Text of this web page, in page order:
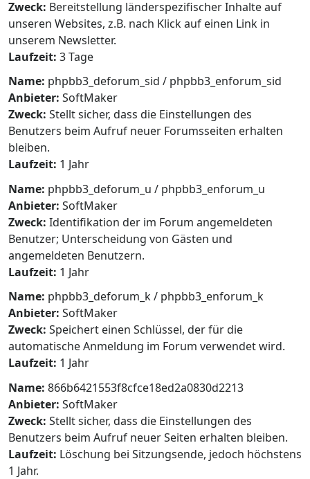
Zweck: Bereitstellung länderspezifischer Inhalte auf
unseren Websites, z.B. nach Klick auf einen Link in
unserem Newsletter.
Laufzeit: 3 Tage
Name: phpbb3_deforum_sid / phpbb3_enforum_sid
Anbieter: SoftMaker
Zweck: Stellt sicher, dass die Einstellungen des
Benutzers beim Aufruf neuer Forumsseiten erhalten
bleiben.
Laufzeit: 1 Jahr
Name: phpbb3_deforum_u / phpbb3_enforum_u
Anbieter: SoftMaker
Zweck: Identifikation der im Forum angemeldeten
Benutzer; Unterscheidung von Gästen und
angemeldeten Benutzern.
Laufzeit: 1 Jahr
Name: phpbb3_deforum_k / phpbb3_enforum_k
Anbieter: SoftMaker
Zweck: Speichert einen Schlüssel, der für die
automatische Anmeldung im Forum verwendet wird.
Laufzeit: 1 Jahr
Name: 866b6421553f8cfce18ed2a0830d2213
Anbieter: SoftMaker
Zweck: Stellt sicher, dass die Einstellungen des
Benutzers beim Aufruf neuer Seiten erhalten bleiben.
Laufzeit: Löschung bei Sitzungsende, jedoch höchstens
1 Jahr.